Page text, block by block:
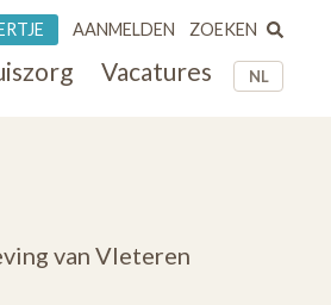
NL
Vacatures
AANMELDEN ZOEKEN
van Vleteren